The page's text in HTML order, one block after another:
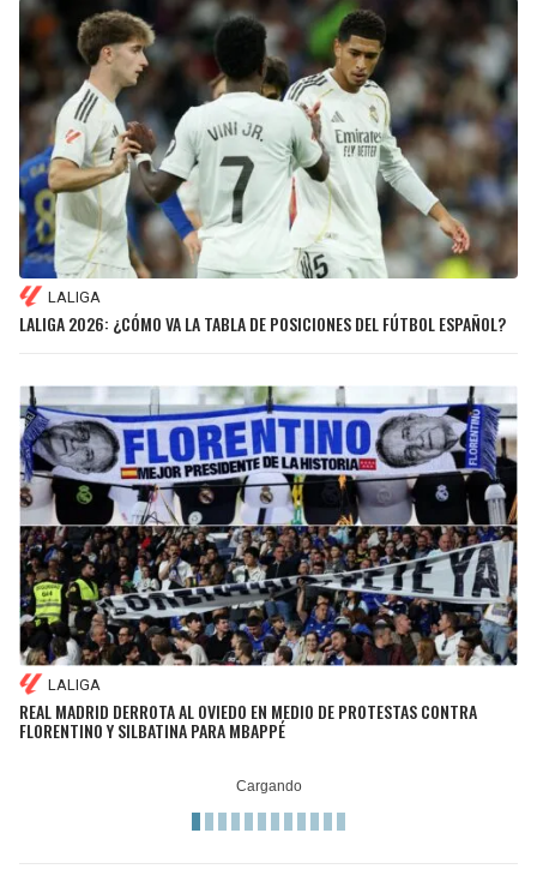
LALIGA
LALIGA 2026: ¿CÓMO VA LA TABLA DE POSICIONES DEL FÚTBOL ESPAÑOL?
LALIGA
REAL MADRID DERROTA AL OVIEDO EN MEDIO DE PROTESTAS CONTRA
FLORENTINO Y SILBATINA PARA MBAPPÉ